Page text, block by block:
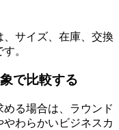
サイズ、在庫、交換
。
で比較する
る場合は、ラウンド
やわらかいビジネスカ